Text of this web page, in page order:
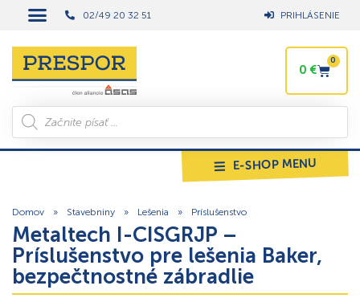
02/49 20 32 51 PRIHLÁSENIE
0 €
0
E-SHOP MENU
Domov » Stavebniny » Lešenia » Príslušenstvo
Metaltech I-CISGRJP –
Príslušenstvo pre lešenia Baker,
bezpečtnostné zábradlie